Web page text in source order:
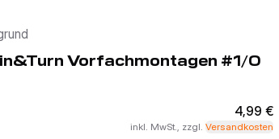
Vorfachmontagen #1/0
4,99 €
inkl. MwSt., zzgl.Versandkosten